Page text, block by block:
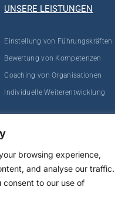
browsing experience,
and analyse our traffic.
to our use of
UNSERE LEISTUNGEN
Einstellung von Führungskräften
Bewertung von Kompetenzen
Coaching von Organisationen
Individuelle Weiterentwicklung